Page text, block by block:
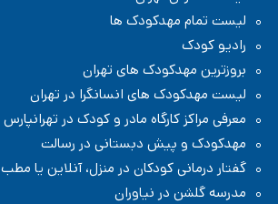
لیست تمام مهدکودک ها
رادیو کودک
بروزترین مهدکودک های تهران
لیست مهدکودک های انسانگرا در تهران
معرفی مراکز کارگاه مادر و کودک در تهرانپارس
مهدکودک و پیش دبستانی در رسالت
گفتار درمانی کودکان در منزل، آنلاین یا مطب
مدرسه گلشن در نیاوران